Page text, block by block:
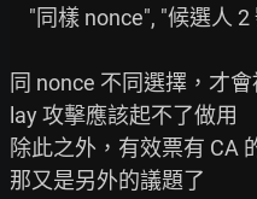
同 nonce 不同選擇，才
lay 攻擊應該起不了做用
除此之外，有效票有 CA
那又是另外的議題了